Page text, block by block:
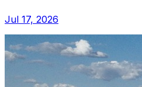
Jul 17, 2026